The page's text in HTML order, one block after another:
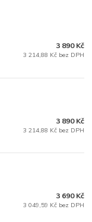
3 890 Kč
3 214,88 Kč bez DPH
3 890 Kč
3 214,88 Kč bez DPH
3 690 Kč
3 049,59 Kč bez DPH